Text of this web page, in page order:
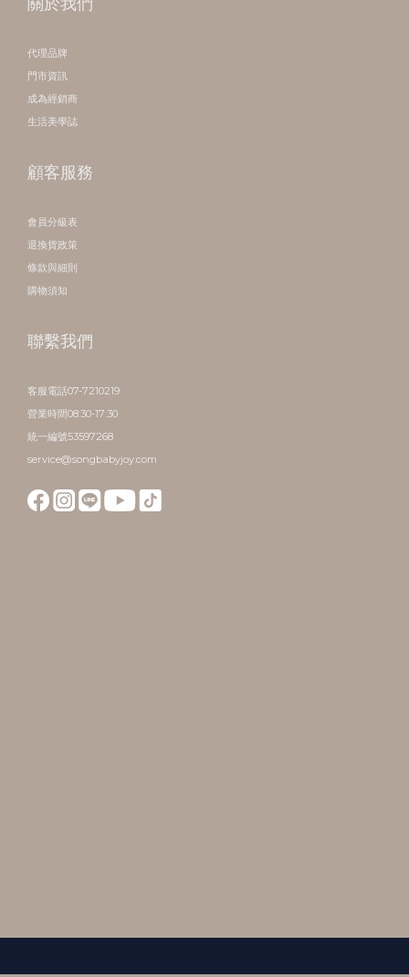
代理品牌
門市資訊
成為經銷商
生活美學誌
顧客服務
會員分級表
退換貨政策
條款與細則
購物須知
聯繫我們
客服電話07-7210219
營業時間08:30-17:30
統一編號53597268
service@songbabyjoy.com